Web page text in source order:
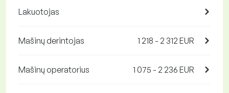
Lakuotojas
Mašinų derintojas 1 218 - 2 312 EUR
Mašinų operatorius 1 075 - 2 236 EUR